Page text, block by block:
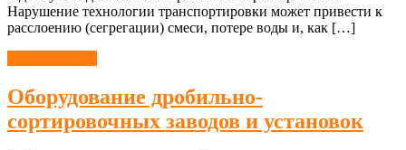
Нарушение технологии транспортировки может привести к
расслоению (сегрегации) смеси, потере воды и, как […]
Оборудование дробильно-
сортировочных заводов и установок